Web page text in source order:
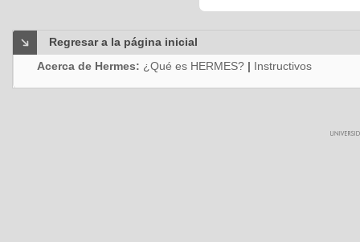
Regresar a la página inicial
Acerca de Hermes: ¿Qué es HERMES? | Instructivos